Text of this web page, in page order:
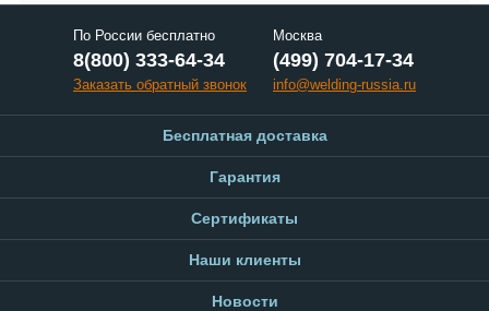
По России бесплатно
8(800) 333-64-34
Заказать обратный звонок
Москва
(499) 704-17-34
info@welding-russia.ru
Бесплатная доставка
Гарантия
Сертификаты
Наши клиенты
Новости